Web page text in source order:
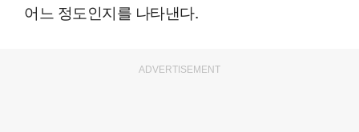
어느 정도인지를 나타낸다.
ADVERTISEMENT